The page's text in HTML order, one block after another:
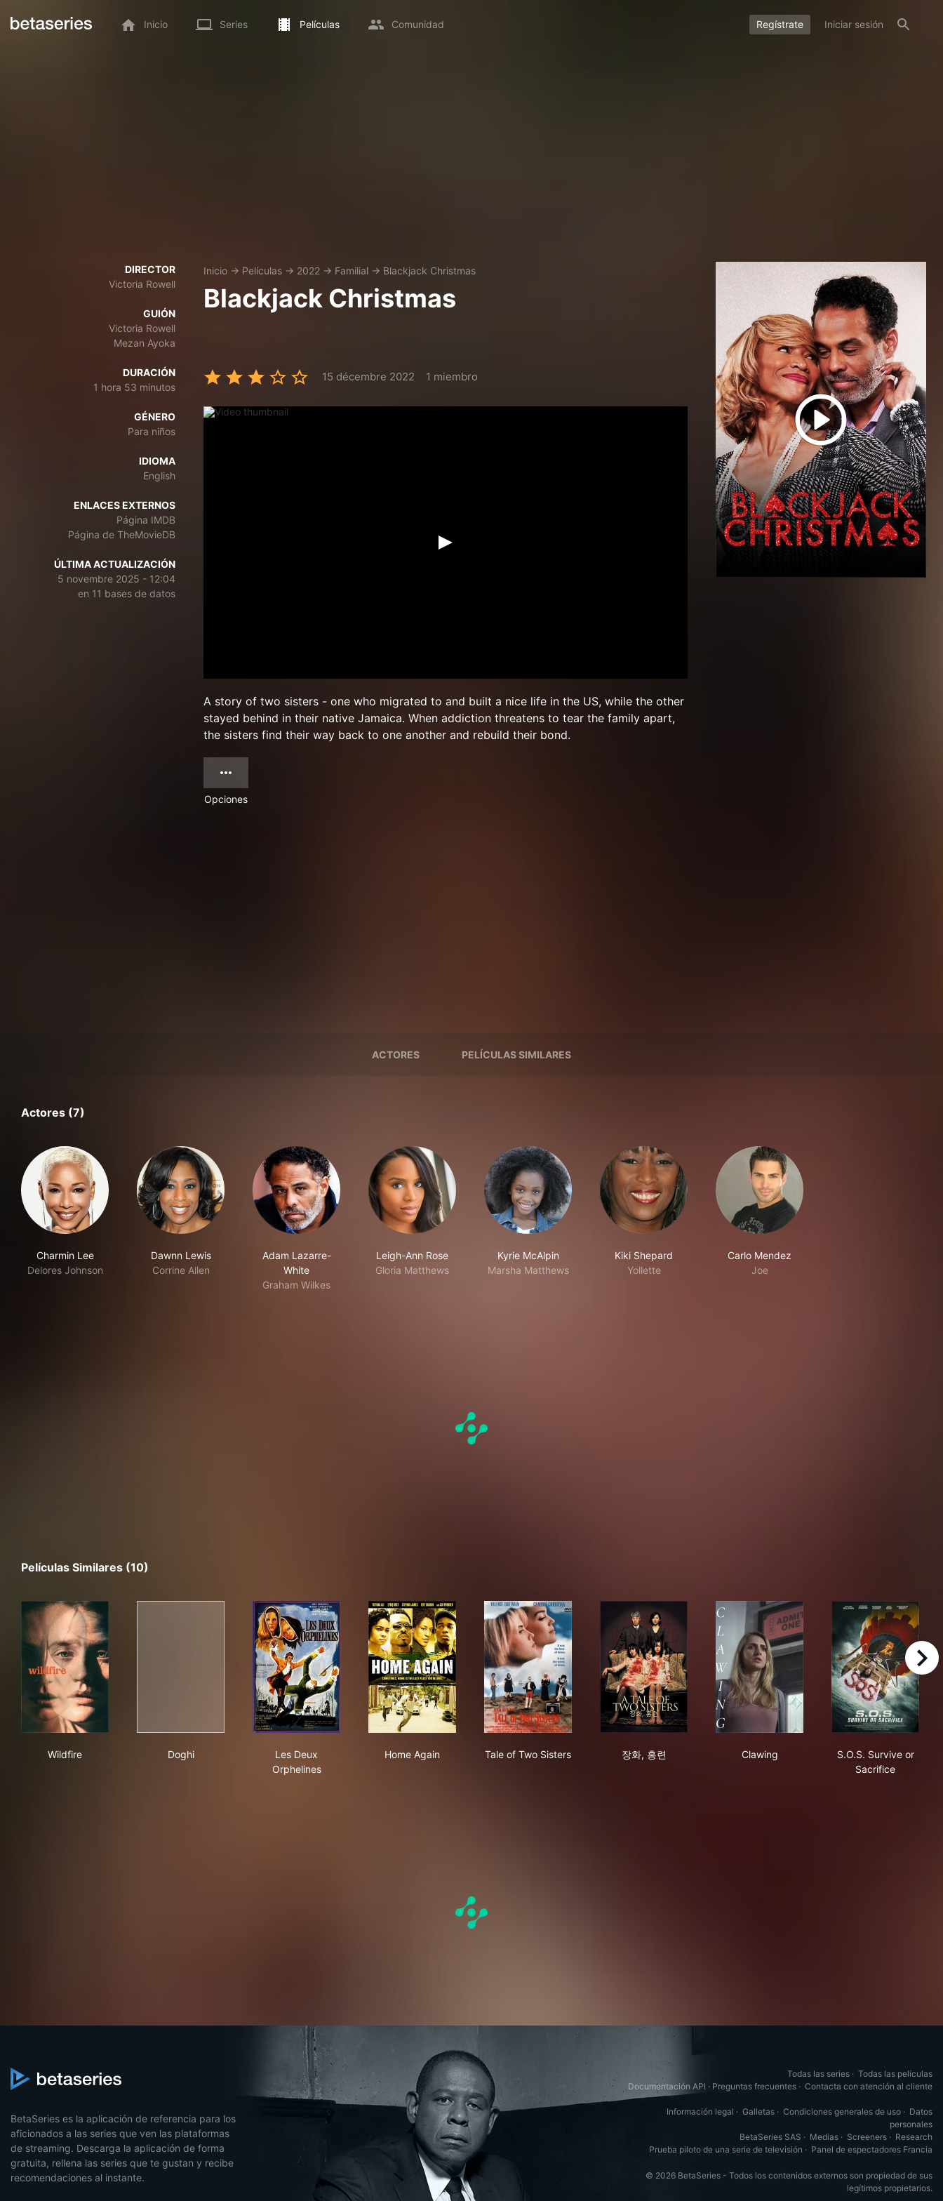
Inicio Series Películas Comunidad Regístrate Iniciar sesión
DIRECTOR
Victoria Rowell
GUIÓN
Victoria Rowell
Mezan Ayoka
DURACIÓN
1 hora 53 minutos
GÉNERO
Para niños
IDIOMA
English
ENLACES EXTERNOS
Página IMDB
Página de TheMovieDB
ÚLTIMA ACTUALIZACIÓN
5 novembre 2025 - 12:04
en 11 bases de datos
Inicio → Películas → 2022 → Familial → Blackjack Christmas
Blackjack Christmas
15 décembre 2022 1 miembro
A story of two sisters - one who migrated to and built a nice life in the US, while the other
stayed behind in their native Jamaica. When addiction threatens to tear the family apart,
the sisters find their way back to one another and rebuild their bond.
Opciones
ACTORES PELÍCULAS SIMILARES
Actores (7)
Charmin Lee
Delores Johnson
Dawnn Lewis
Corrine Allen
Adam Lazarre-
White
Graham Wilkes
Leigh-Ann Rose
Gloria Matthews
Kyrie McAlpin
Marsha Matthews
Kiki Shepard
Yollette
Carlo Mendez
Joe
Películas Similares (10)
Wildfire
Doghi
Les Deux
Orphelines
Home Again
Tale of Two Sisters
장화, 홍련
Clawing
S.O.S. Survive or
Sacrifice
right
BetaSeries es la aplicación de referencia para los
aficionados a las series que ven las plataformas
de streaming. Descarga la aplicación de forma
gratuita, rellena las series que te gustan y recibe
recomendaciones al instante.
Todas las series · Todas las películas
Documentación API · Preguntas frecuentes · Contacta con atención al cliente
Información legal · Galletas · Condiciones generales de uso · Datos
personales
BetaSeries SAS · Medias · Screeners · Research
Prueba piloto de una serie de televisión · Panel de espectadores Francia
© 2026 BetaSeries - Todos los contenidos externos son propiedad de sus
legítimos propietarios.